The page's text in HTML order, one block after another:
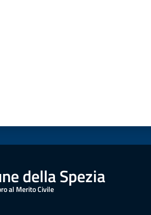
della Spezia
al Merito Civile